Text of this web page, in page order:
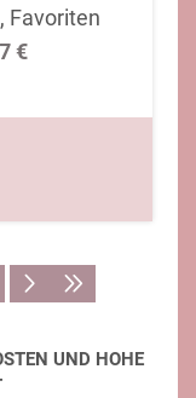
Favoriten
€
UND HOHE